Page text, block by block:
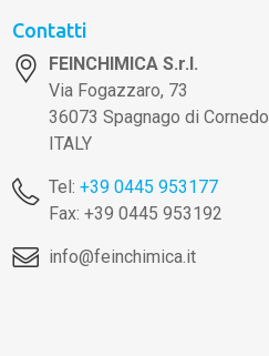
Contatti
FEINCHIMICA S.r.l.
Via Fogazzaro, 73
36073 Spagnago di
ITALY
Tel:+39 0445 953177
Fax: +39 0445 953192
info@feinchimica.it